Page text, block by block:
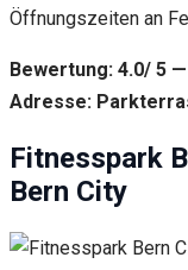
Öffnungszeiten an Fe
Bewertung: 4.0/ 5
Adresse:
Fitnesspark
Bern City